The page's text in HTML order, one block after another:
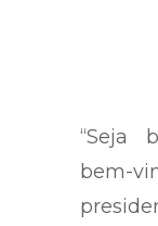
“Seja
bem-